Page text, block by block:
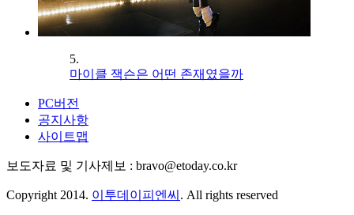
5.
마이클 잭슨은 어떤 존재였을까
PC버전
공지사항
사이트맵
보도자료 및 기사제보 : bravo@etoday.co.kr
Copyright 2014. 이투데이피엔씨 . All rights reserved